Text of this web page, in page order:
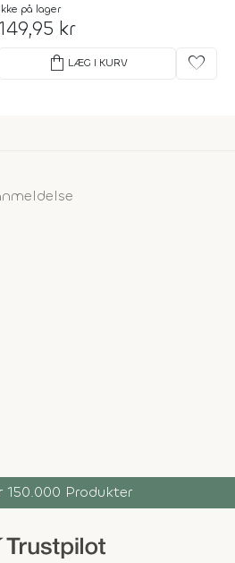
Ikke på lager
kr
shopping_bag LÆG I KURV favorite
150.000 Produkter